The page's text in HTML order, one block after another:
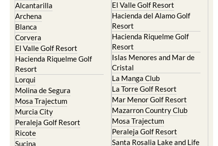
Alcantarilla
Archena
Blanca
Corvera
El Valle Golf Resort
Hacienda Riquelme Golf
Resort
Lorqui
Molina de Segura
Mosa Trajectum
Murcia City
Peraleja Golf Resort
Ricote
Sucina
El Valle Golf Resort
Hacienda del Alamo Golf
Resort
Hacienda Riquelme Golf
Resort
Islas Menores and Mar de
Cristal
La Manga Club
La Torre Golf Resort
Mar Menor Golf Resort
Mazarron Country Club
Mosa Trajectum
Peraleja Golf Resort
Santa Rosalia Lake and Life